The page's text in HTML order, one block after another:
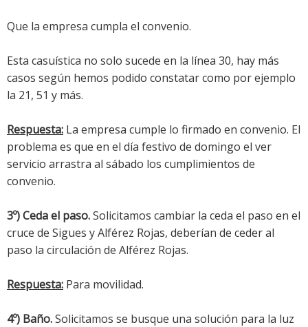
Que la empresa cumpla el convenio.
Esta casuística no solo sucede en la línea 30, hay más
casos según hemos podido constatar como por ejemplo
la 21, 51 y más.
Respuesta: La empresa cumple lo firmado en convenio. El
problema es que en el día festivo de domingo el ver
servicio arrastra al sábado los cumplimientos de
convenio.
3º) Ceda el paso.Solicitamos cambiar la ceda el paso en el
cruce de Sigues y Alférez Rojas, deberían de ceder al
paso la circulación de Alférez Rojas.
Respuesta: Para movilidad.
4º) Baño.Solicitamos se busque una solución para la luz